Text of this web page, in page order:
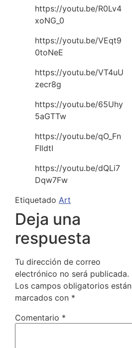
https://youtu.be/R0Lv4
xoNG_0
https://youtu.be/VEqt9
0toNeE
https://youtu.be/VT4uU
zecr8g
https://youtu.be/65Uhy
5aGTTw
https://youtu.be/qO_Fn
FIldtI
https://youtu.be/dQLi7
Dqw7Fw
Etiquetado Art
Deja una
respuesta
Tu dirección de correo
electrónico no será publicada.
Los campos obligatorios están
marcados con *
Comentario *